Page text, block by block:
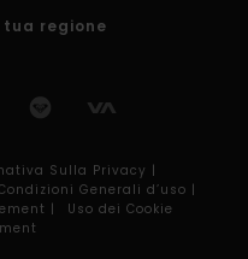
tua regione
Sulla Privacy |
Generali d’uso |
|
Uso dei Cookie